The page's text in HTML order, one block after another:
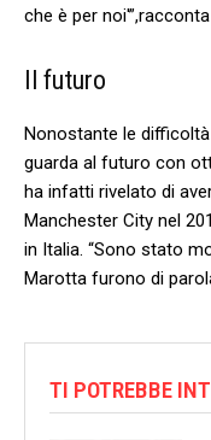
‍che ⁤è per
Il futuro
Nonostante le
guarda al futuro con
ha​ infatti rivelato di
Manchester City nel​
in Italia. “Sono stato
Marotta furono di
TI POTREBBE